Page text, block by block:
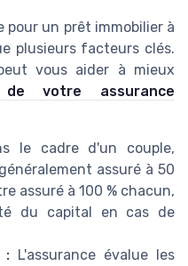
pour un prêt immobilier à
plusieurs facteurs clés.
vous aider à mieux
votre assurance
le cadre d'un couple,
assuré à 50
assuré à 100 % chacun,
du capital en cas de
: L'assurance évalue les